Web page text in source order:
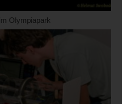
Olympiapark